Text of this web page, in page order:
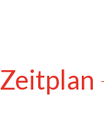
Zeitplan